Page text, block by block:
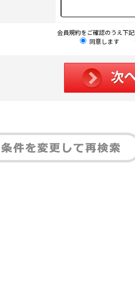
会員規約をご確認のうえ下
同意します